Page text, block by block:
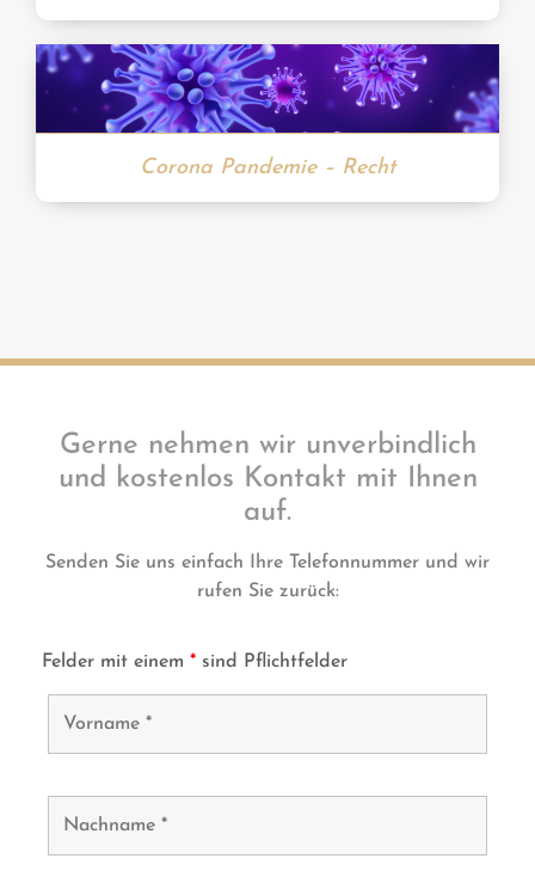
Corona Pandemie – Recht
Gerne nehmen wir unverbindlich
und kostenlos Kontakt mit Ihnen
auf.
Senden Sie uns einfach Ihre Telefonnummer und wir
rufen Sie zurück:
Felder mit einem * sind Pflichtfelder